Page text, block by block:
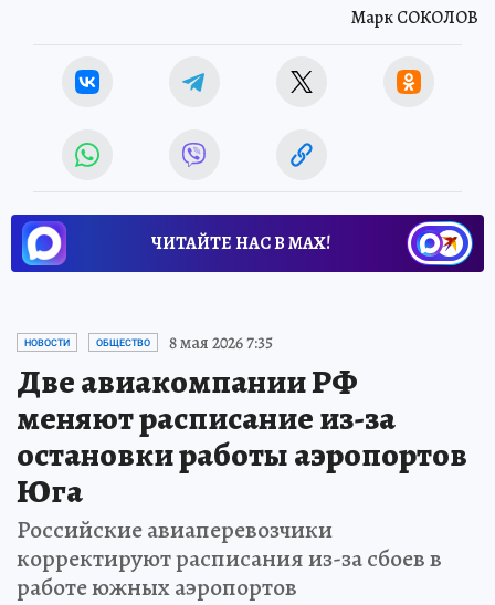
Марк СОКОЛОВ
ЧИТАЙТЕ НАС В МАХ!
НОВОСТИ ОБЩЕСТВО 8 мая 2026 7:35
Две авиакомпании РФ
меняют расписание из-за
остановки работы аэропортов
Юга
Российские авиаперевозчики
корректируют расписания из-за сбоев в
работе южных аэропортов